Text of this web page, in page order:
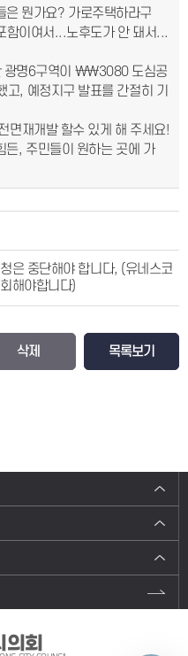
뭔가요? 가로주택하라구
함이여서...노후도가 안 돼서...
광명6구역이 \\3080 도심공
, 예정지구 발표를 간절히 기
면재개발 할수 있게 해 주세요!
든, 주민들이 원하는 곳에 가
은 중단해야 합니다, (유네스코
해야합니다)
삭제 목록보기
의회